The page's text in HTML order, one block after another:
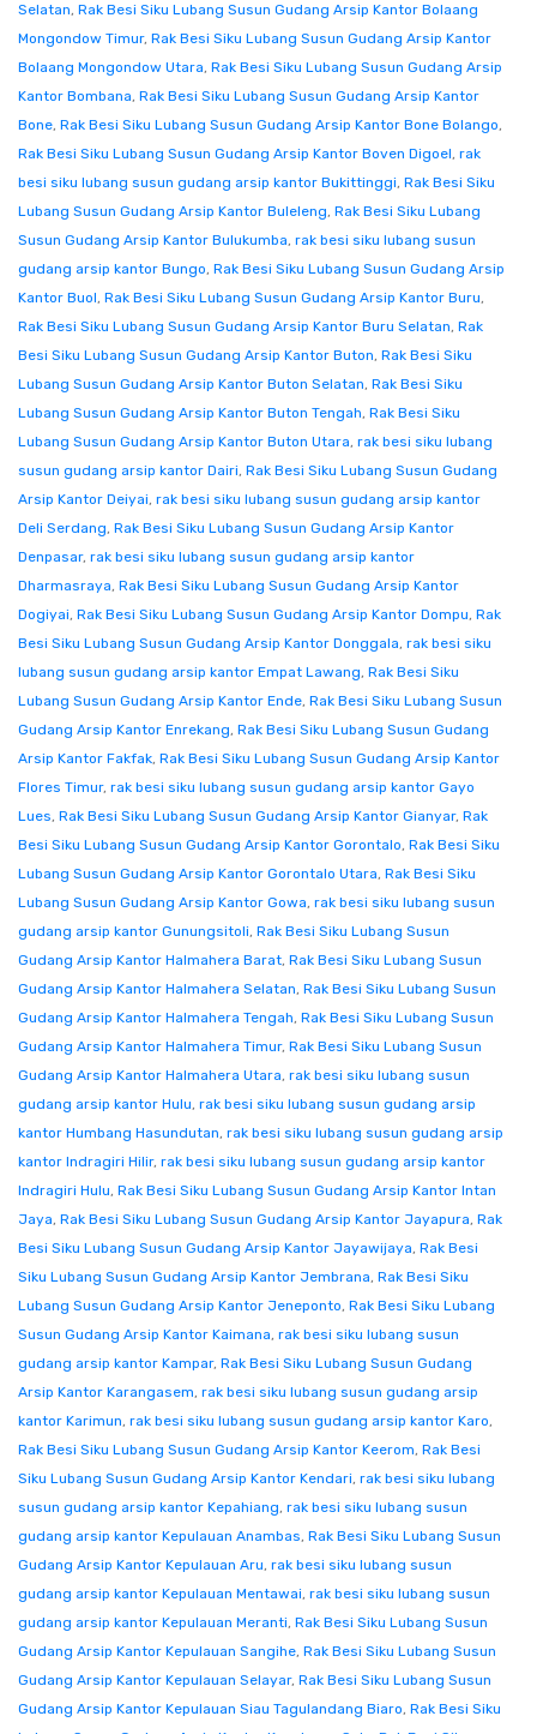
Selatan, Rak Besi Siku Lubang Susun Gudang Arsip Kantor Bolaang
Mongondow Timur, Rak Besi Siku Lubang Susun Gudang Arsip Kantor
Bolaang Mongondow Utara, Rak Besi Siku Lubang Susun Gudang Arsip
Kantor Bombana, Rak Besi Siku Lubang Susun Gudang Arsip Kantor
Bone, Rak Besi Siku Lubang Susun Gudang Arsip Kantor Bone Bolango,
Rak Besi Siku Lubang Susun Gudang Arsip Kantor Boven Digoel, rak
besi siku lubang susun gudang arsip kantor Bukittinggi, Rak Besi Siku
Lubang Susun Gudang Arsip Kantor Buleleng, Rak Besi Siku Lubang
Susun Gudang Arsip Kantor Bulukumba, rak besi siku lubang susun
gudang arsip kantor Bungo, Rak Besi Siku Lubang Susun Gudang Arsip
Kantor Buol, Rak Besi Siku Lubang Susun Gudang Arsip Kantor Buru,
Rak Besi Siku Lubang Susun Gudang Arsip Kantor Buru Selatan, Rak
Besi Siku Lubang Susun Gudang Arsip Kantor Buton, Rak Besi Siku
Lubang Susun Gudang Arsip Kantor Buton Selatan, Rak Besi Siku
Lubang Susun Gudang Arsip Kantor Buton Tengah, Rak Besi Siku
Lubang Susun Gudang Arsip Kantor Buton Utara, rak besi siku lubang
susun gudang arsip kantor Dairi, Rak Besi Siku Lubang Susun Gudang
Arsip Kantor Deiyai, rak besi siku lubang susun gudang arsip kantor
Deli Serdang, Rak Besi Siku Lubang Susun Gudang Arsip Kantor
Denpasar, rak besi siku lubang susun gudang arsip kantor
Dharmasraya, Rak Besi Siku Lubang Susun Gudang Arsip Kantor
Dogiyai, Rak Besi Siku Lubang Susun Gudang Arsip Kantor Dompu, Rak
Besi Siku Lubang Susun Gudang Arsip Kantor Donggala, rak besi siku
lubang susun gudang arsip kantor Empat Lawang, Rak Besi Siku
Lubang Susun Gudang Arsip Kantor Ende, Rak Besi Siku Lubang Susun
Gudang Arsip Kantor Enrekang, Rak Besi Siku Lubang Susun Gudang
Arsip Kantor Fakfak, Rak Besi Siku Lubang Susun Gudang Arsip Kantor
Flores Timur, rak besi siku lubang susun gudang arsip kantor Gayo
Lues, Rak Besi Siku Lubang Susun Gudang Arsip Kantor Gianyar, Rak
Besi Siku Lubang Susun Gudang Arsip Kantor Gorontalo, Rak Besi Siku
Lubang Susun Gudang Arsip Kantor Gorontalo Utara, Rak Besi Siku
Lubang Susun Gudang Arsip Kantor Gowa, rak besi siku lubang susun
gudang arsip kantor Gunungsitoli, Rak Besi Siku Lubang Susun
Gudang Arsip Kantor Halmahera Barat, Rak Besi Siku Lubang Susun
Gudang Arsip Kantor Halmahera Selatan, Rak Besi Siku Lubang Susun
Gudang Arsip Kantor Halmahera Tengah, Rak Besi Siku Lubang Susun
Gudang Arsip Kantor Halmahera Timur, Rak Besi Siku Lubang Susun
Gudang Arsip Kantor Halmahera Utara, rak besi siku lubang susun
gudang arsip kantor Hulu, rak besi siku lubang susun gudang arsip
kantor Humbang Hasundutan, rak besi siku lubang susun gudang arsip
kantor Indragiri Hilir, rak besi siku lubang susun gudang arsip kantor
Indragiri Hulu, Rak Besi Siku Lubang Susun Gudang Arsip Kantor Intan
Jaya, Rak Besi Siku Lubang Susun Gudang Arsip Kantor Jayapura, Rak
Besi Siku Lubang Susun Gudang Arsip Kantor Jayawijaya, Rak Besi
Siku Lubang Susun Gudang Arsip Kantor Jembrana, Rak Besi Siku
Lubang Susun Gudang Arsip Kantor Jeneponto, Rak Besi Siku Lubang
Susun Gudang Arsip Kantor Kaimana, rak besi siku lubang susun
gudang arsip kantor Kampar, Rak Besi Siku Lubang Susun Gudang
Arsip Kantor Karangasem, rak besi siku lubang susun gudang arsip
kantor Karimun, rak besi siku lubang susun gudang arsip kantor Karo,
Rak Besi Siku Lubang Susun Gudang Arsip Kantor Keerom, Rak Besi
Siku Lubang Susun Gudang Arsip Kantor Kendari, rak besi siku lubang
susun gudang arsip kantor Kepahiang, rak besi siku lubang susun
gudang arsip kantor Kepulauan Anambas, Rak Besi Siku Lubang Susun
Gudang Arsip Kantor Kepulauan Aru, rak besi siku lubang susun
gudang arsip kantor Kepulauan Mentawai, rak besi siku lubang susun
gudang arsip kantor Kepulauan Meranti, Rak Besi Siku Lubang Susun
Gudang Arsip Kantor Kepulauan Sangihe, Rak Besi Siku Lubang Susun
Gudang Arsip Kantor Kepulauan Selayar, Rak Besi Siku Lubang Susun
Gudang Arsip Kantor Kepulauan Siau Tagulandang Biaro, Rak Besi Siku